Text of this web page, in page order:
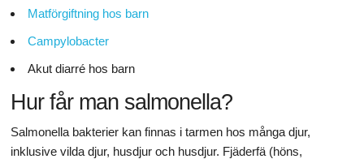
Matförgiftning hos barn
Campylobacter
Akut diarré hos barn
Hur får man salmonella?
Salmonella bakterier kan finnas i tarmen hos många djur,
inklusive vilda djur, husdjur och husdjur. Fjäderfä (höns,